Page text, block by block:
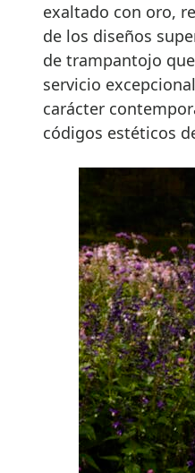
exaltado con oro,
de los diseños
de trampantojo
servicio
carácter
códigos estéticos